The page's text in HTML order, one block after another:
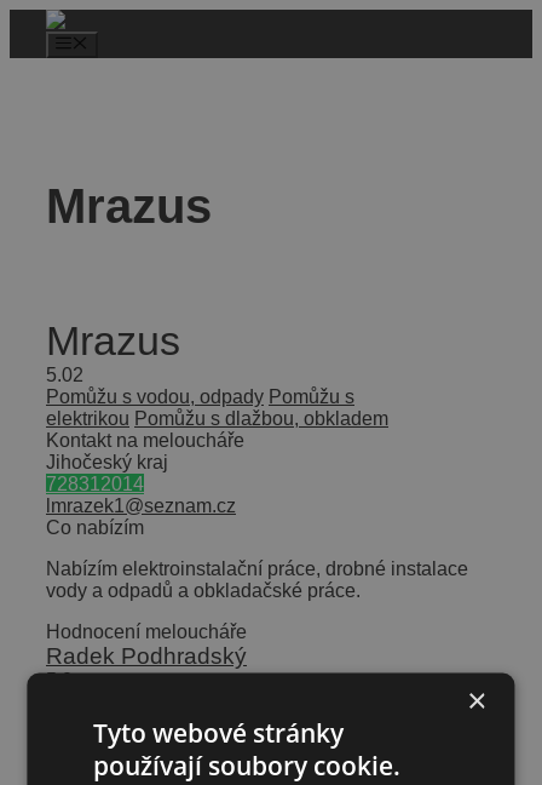
Mrazus
Mrazus
5.02
Pomůžu s vodou, odpady Pomůžu s
elektrikou Pomůžu s dlažbou, obkladem
Kontakt na meloucháře
Jihočeský kraj
728312014
lmrazek1@seznam.cz
Co nabízím
Nabízím elektroinstalační práce, drobné instalace
vody a odpadů a obkladačské práce.
Hodnocení meloucháře
Radek Podhradský
5.0
vadným pojistným ventilem u bojleru. Vše vyřízeno
rychle. Dobrá spolupráci
Radka
×
Tyto webové stránky
používají soubory cookie.